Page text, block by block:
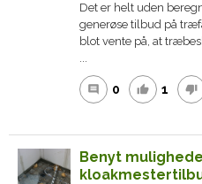
Det er helt uden
generøse tilbud på
blot vente på, at
...
comment 0 thumb_up 1 thumb_down
Benyt